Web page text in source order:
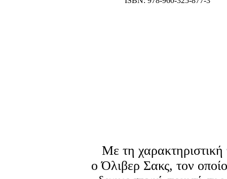
Με τη χαρακτηριστική
ο Όλιβερ Σακς, τον